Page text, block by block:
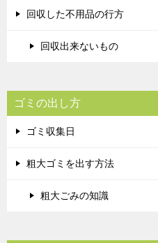
回収した不用品の行方
回収出来ないもの
ゴミの出し方
ゴミ収集日
粗大ゴミを出す方法
粗大ごみの知識